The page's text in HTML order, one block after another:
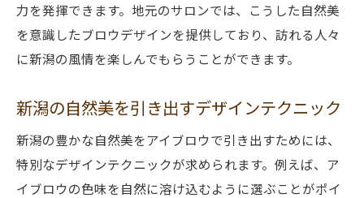
力を発揮できます。地元のサロンでは、こうした自然美
を意識したブロウデザインを提供しており、訪れる人々
に新潟の風情を楽しんでもらうことができます。
新潟の自然美を引き出すデザインテクニック
新潟の豊かな自然美をアイブロウで引き出すためには、
特別なデザインテクニックが求められます。例えば、ア
イブロウの色味を自然に溶け込むように選ぶことがポイ